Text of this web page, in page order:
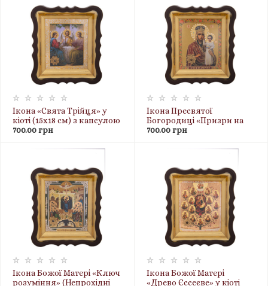
Ікона «Свята Трійця» у
кіоті (15х18 см) з капсулою
ладану, пластикова
700.00 грн
Ікона Пресвятої
Богородиці «Призри на
смирення» у кіоті (15х18
пластикова рамка
700.00 грн
Ікона Божої Матері «Ключ
розуміння» (Непрохідні
Ікона Божої Матері
«Древо Єссеєве» у кіоті